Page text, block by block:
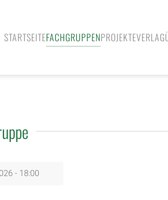
STARTSEITEFACHGRUPPENPROJEKTEVERLAG
- 18:00